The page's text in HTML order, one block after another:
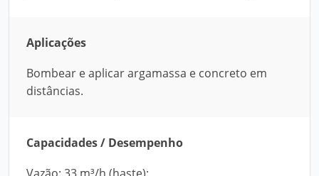
Aplicações
Bombear e aplicar argamassa e concreto em
distâncias.
Capacidades / Desempenho